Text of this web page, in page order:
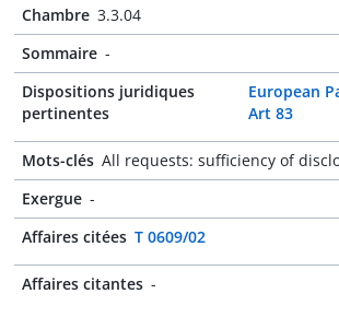
Chambre 3.3.04
Sommaire -
Dispositions juridiques
pertinentes
European
Art 83
Mots-clés All requests: sufficiency of
Exergue -
Affaires citées T 0609/02
Affaires citantes -